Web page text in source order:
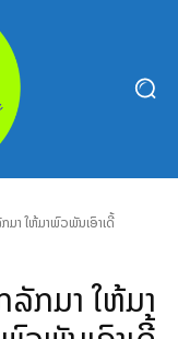
າ ໃຫ້ມາພົວພັນເອົາເດີ້
ກມາ ໃຫ້ມາ